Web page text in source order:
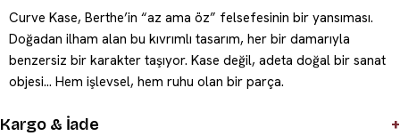
Curve Kase, Berthe’in “az ama öz” felsefesinin bir yansıması.
Doğadan ilham alan bu kıvrımlı tasarım, her bir damarıyla
benzersiz bir karakter taşıyor. Kase değil, adeta doğal bir sanat
objesi… Hem işlevsel, hem ruhu olan bir parça.
Kargo & İade +